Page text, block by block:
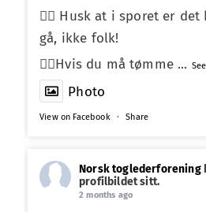
☝🏼 Husk at i sporet er
gå, ikke folk!
☝🏼Hvis du må tømme ...
Photo
View on Facebook · Share
Norsk toglederforening
profilbildet sitt.
2 months ago